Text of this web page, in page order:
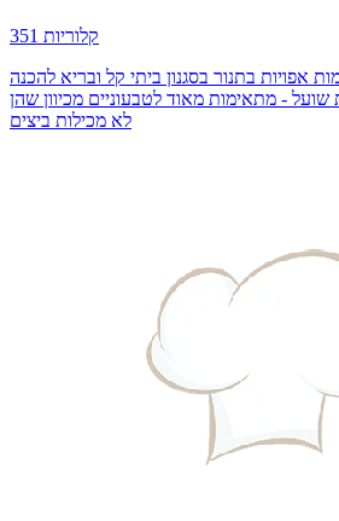
351 קלוריות
אפויות בתנור בסגנון ביתי קל ובריא להכנה
שועל - מתאימות מאוד לטבעוניים מכיוון שהן
לא מכילות ביצים